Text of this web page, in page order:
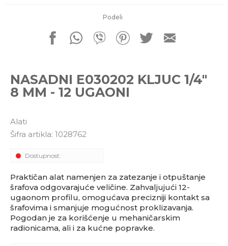
Podeli
NASADNI E030202 KLJUC 1/4"
8 MM - 12 UGAONI
Alati
Šifra artikla: 1028762
Dostupnost:
Praktičan alat namenjen za zatezanje i otpuštanje
šrafova odgovarajuće veličine. Zahvaljujući 12-
ugaonom profilu, omogućava precizniji kontakt sa
šrafovima i smanjuje mogućnost proklizavanja.
Pogodan je za korišćenje u mehaničarskim
radionicama, ali i za kućne popravke.
Pišite nam
office@kitcommerce.rs